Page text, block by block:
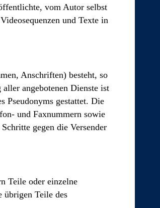
vom Autor selbst
und Texte in
Anschriften) besteht, so
angebotenen Dienste ist
Pseudonyms gestattet. Die
und Faxnummern sowie
gegen die Versender
Teile oder einzelne
übrigen Teile des